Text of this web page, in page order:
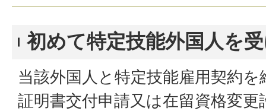
初めて特定技能外国人を
当該外国人と特定技能雇用契約
証明書交付申請又は在留資格変更